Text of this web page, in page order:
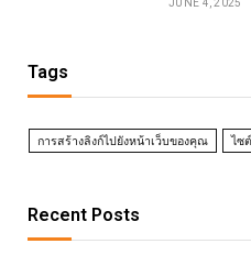
JUNE 4, 2025
Tags
การสร้างลิงก์ไปยังหน้าเว็บของคุณ ไซ
Recent Posts